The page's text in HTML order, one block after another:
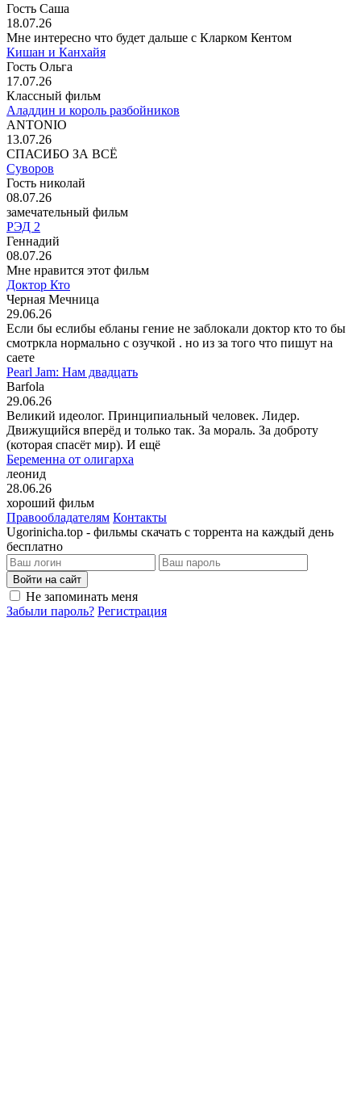
Гость Саша
18.07.26
Мне интересно что будет дальше с Кларком Кентом
Кишан и Канхайя
Гость Ольга
17.07.26
Классный фильм
Аладдин и король разбойников
ANTONIO
13.07.26
СПАСИБО ЗА ВСЁ
Суворов
Гость николай
08.07.26
замечательный фильм
РЭД 2
Геннадий
08.07.26
Мне нравится этот фильм
Доктор Кто
Черная Мечница
29.06.26
Если бы еслибы ебланы гение не заблокали доктор кто то бы
смотркла нормально с озучкой . но из за того что пишут на
саете
Pearl Jam: Нам двадцать
Barfola
29.06.26
Великий идеолог. Принципиальный человек. Лидер.
Движущийся вперёд и только так. За мораль. За доброту
(которая спасёт мир). И ещё
Беременна от олигарха
леонид
28.06.26
хороший фильм
Правообладателям Контакты
Ugorinicha.top - фильмы скачать с торрента на каждый день
бесплатно
Войти на сайт
Не запоминать меня
Забыли пароль? Регистрация